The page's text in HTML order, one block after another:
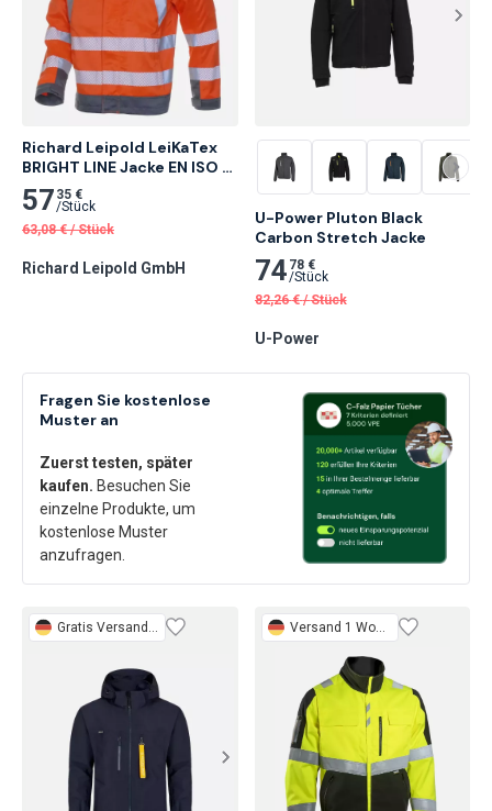
Fragen Sie kostenlose
Muster an
Zuerst testen, später
kaufen. Besuchen Sie
einzelne Produkte, um
kostenlose Muster
anzufragen.
Richard Leipold LeiKaTex
BRIGHT LINE Jacke EN ISO
20471 Klasse 2
warnorangegrau
57 35 €
/Stück
63,08 € /Stück
Richard Leipold GmbH
U-Power Pluton Black
Carbon Stretch Jacke
74 78 €
/Stück
82,26 € /Stück
U-Power
Gratis Versand 3 Tage Versand 1 Woche